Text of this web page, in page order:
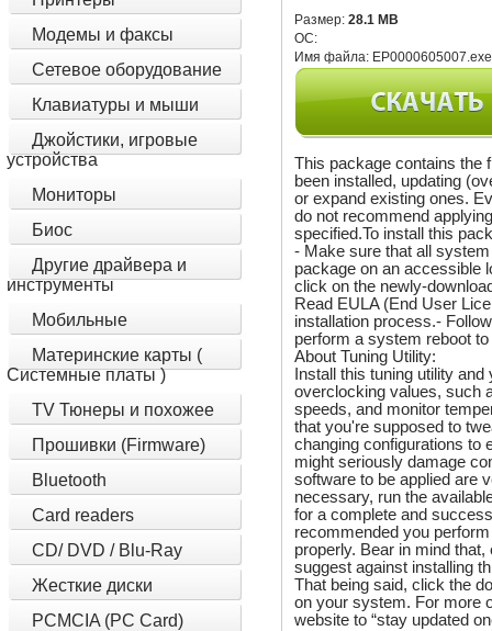
Модемы и факсы
Сетевое оборудование
Клавиатуры и мыши
Джойстики, игровые
устройства
Мониторы
Биос
Другие драйвера и
инструменты
Мобильные
Материнские карты (
Системные платы )
TV Тюнеры и похожее
Прошивки (Firmware)
Bluetooth
Card readers
CD/ DVD / Blu-Ray
Жесткие диски
PCMCIA (PC Card)
Размер:28.1 MB
ОС:
Имя файла: EP0000605007.exe
This package contains the
been installed, updating
or expand existing ones.
do not recommend
specified.To install this
- Make sure that all
package on an accessible
click on the newly-
Read EULA (End User
installation process.-
perform a system reboot
About Tuning Utility:
Install this tuning utility
overclocking values, such
speeds, and monitor
that you're supposed to
changing configurations to
might seriously damage
software to be applied are
necessary, run the
for a complete and
recommended you
properly. Bear in mind
suggest against installing
That being said, click the
on your system. For more
website to “stay updated